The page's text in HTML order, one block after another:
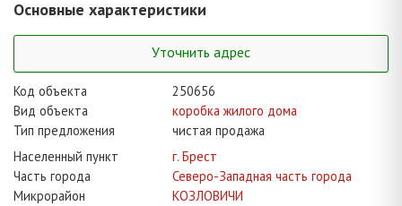
Основные характеристики
Уточнить адрес
Код объекта
250656
Вид объекта
коробка жилого дома
Тип предложения
чистая продажа
Населенный пункт
г. Брест
Часть города
Северо-Западная часть города
Микрорайон
КОЗЛОВИЧИ